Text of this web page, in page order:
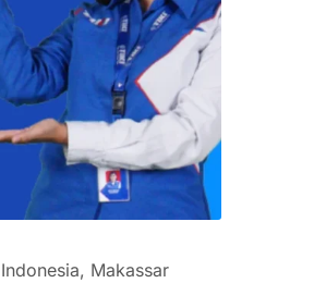
Makassar